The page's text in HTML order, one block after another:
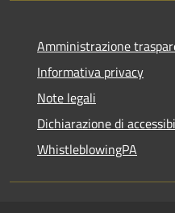
Amministrazione
Informativa privacy
Note legali
Dichiarazione di
WhistleblowingPA